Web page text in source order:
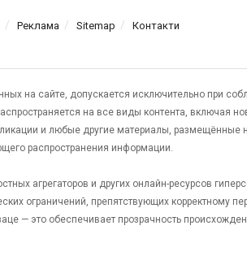
Реклама Sitemap Контакти
на сайте, допускается исключительно при
на все виды контента, включая
и любые другие материалы, размещённые
распространения информации.
агрегаторов и других онлайн-ресурсов
ограничений, препятствующих корректному
— это обеспечивает прозрачность